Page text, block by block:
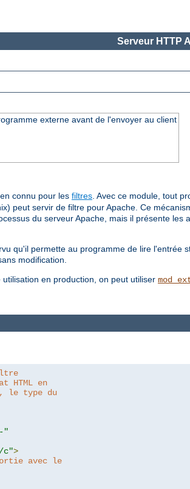
Serveur HTTP
externe avant de l'envoyer au client
connu pour les filtres. Avec ce module, tout
peut servir de filtre pour Apache. Ce
du serveur Apache, mais il présente les
qu'il permette au programme de lire l'entrée
modification.
en production, on peut utiliser
HTML en
le type du
"
c">
avec le